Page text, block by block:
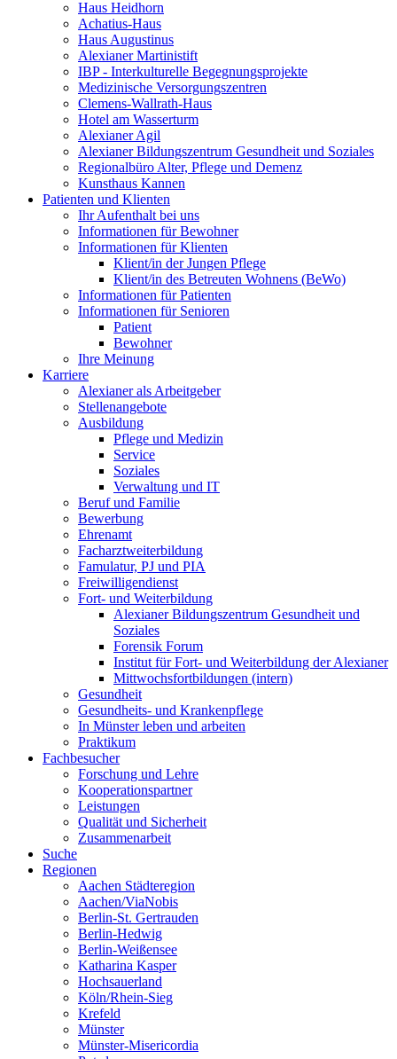
Haus Heidhorn
Achatius-Haus
Haus Augustinus
Alexianer Martinistift
IBP - Interkulturelle Begegnungsprojekte
Medizinische Versorgungszentren
Clemens-Wallrath-Haus
Hotel am Wasserturm
Alexianer Agil
Alexianer Bildungszentrum Gesundheit und Soziales
Regionalbüro Alter, Pflege und Demenz
Kunsthaus Kannen
Patienten und Klienten
Ihr Aufenthalt bei uns
Informationen für Bewohner
Informationen für Klienten
Klient/in der Jungen Pflege
Klient/in des Betreuten Wohnens (BeWo)
Informationen für Patienten
Informationen für Senioren
Patient
Bewohner
Ihre Meinung
Karriere
Alexianer als Arbeitgeber
Stellenangebote
Ausbildung
Pflege und Medizin
Service
Soziales
Verwaltung und IT
Beruf und Familie
Bewerbung
Ehrenamt
Facharztweiterbildung
Famulatur, PJ und PIA
Freiwilligendienst
Fort- und Weiterbildung
Alexianer Bildungszentrum Gesundheit und
Soziales
Forensik Forum
Institut für Fort- und Weiterbildung der Alexianer
Mittwochsfortbildungen (intern)
Gesundheit
Gesundheits- und Krankenpflege
In Münster leben und arbeiten
Praktikum
Fachbesucher
Forschung und Lehre
Kooperationspartner
Leistungen
Qualität und Sicherheit
Zusammenarbeit
Suche
Regionen
Aachen Städteregion
Aachen/ViaNobis
Berlin-St. Gertrauden
Berlin-Hedwig
Berlin-Weißensee
Katharina Kasper
Hochsauerland
Köln/Rhein-Sieg
Krefeld
Münster
Münster-Misericordia